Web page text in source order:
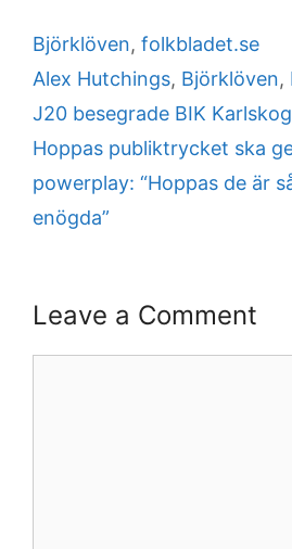
Categories
Björklöven, folkbladet.se
Tags
Alex Hutchings, Björklöven,
J20 besegrade BIK
Hoppas publiktrycket ska
powerplay: “Hoppas de är
enögda”
Leave a Comment